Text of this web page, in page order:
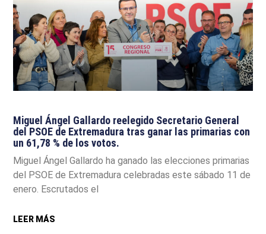
Miguel Ángel Gallardo reelegido Secretario General
del PSOE de Extremadura tras ganar las primarias con
un 61,78 % de los votos.
Miguel Ángel Gallardo ha ganado las elecciones primarias
del PSOE de Extremadura celebradas este sábado 11 de
enero. Escrutados el
LEER MÁS